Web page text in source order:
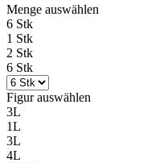
Menge auswählen
6 Stk
1 Stk
2 Stk
6 Stk
Figurauswählen
3L
1L
3L
4L